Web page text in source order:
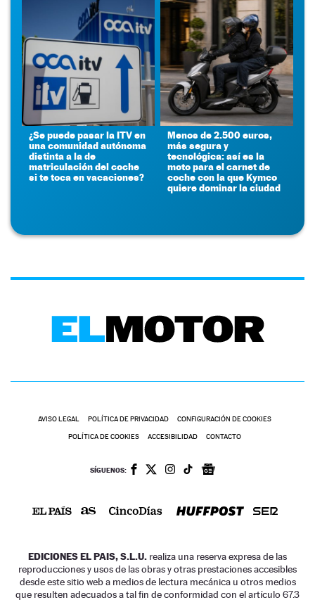
¿Se puede pasar la ITV en
una comunidad autónoma
distinta a la de
matriculación del coche
si te toca en vacaciones?
Menos de 2.500 euros,
más segura y
tecnológica: así es la
moto para el carnet de
coche con la que Kymco
quiere dominar la ciudad
AVISO LEGAL POLÍTICA DE PRIVACIDAD CONFIGURACIÓN DE COOKIES
POLÍTICA DE COOKIES ACCESIBILIDAD CONTACTO
SÍGUENOS:
EDICIONES EL PAIS, S.L.U. realiza una reserva expresa de las
reproducciones y usos de las obras y otras prestaciones accesibles
desde este sitio web a medios de lectura mecánica u otros medios
que resulten adecuados a tal fin de conformidad con el artículo 67.3